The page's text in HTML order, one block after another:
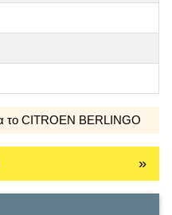
το CITROEN BERLINGO
»